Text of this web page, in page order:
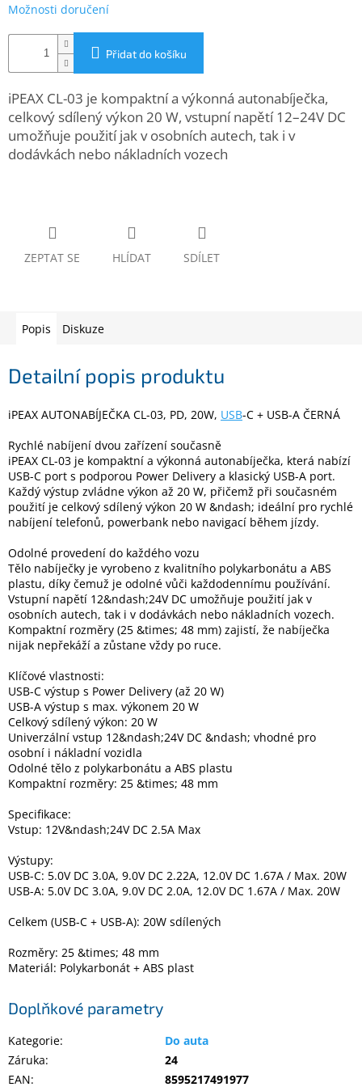
www.inpraise.cz
a
tablety
Cyklo
a
zahrada
Počítače
Domácnost
%
Black
Friday
VÝPRODEJ
Akční
zboží
TONERY
A
OEM
Sestavy
počítačů
Inpraise
Kamerové
systémy
MILESIGHT
Doprodej
Přihlášení
Možnosti doručení
Přidat do košíku
iPEAX CL-03 je kompaktní a výkonná autonabíječka,
celkový sdílený výkon 20 W, vstupní napětí 12–24V DC
umožňuje použití jak v osobních autech, tak i v
dodávkách nebo nákladních vozech
ZEPTAT SE HLÍDAT SDÍLET
Popis Diskuze
Detailní popis produktu
iPEAX AUTONABÍJEČKA CL-03, PD, 20W, USB-C + USB-A ČERNÁ
Rychlé nabíjení dvou zařízení současně
iPEAX CL-03 je kompaktní a výkonná autonabíječka, která nabízí
USB-C port s podporou Power Delivery a klasický USB-A port.
Každý výstup zvládne výkon až 20 W, přičemž při současném
použití je celkový sdílený výkon 20 W &ndash; ideální pro rychlé
nabíjení telefonů, powerbank nebo navigací během jízdy.
Odolné provedení do každého vozu
Tělo nabíječky je vyrobeno z kvalitního polykarbonátu a ABS
plastu, díky čemuž je odolné vůči každodennímu používání.
Vstupní napětí 12&ndash;24V DC umožňuje použití jak v
osobních autech, tak i v dodávkách nebo nákladních vozech.
Kompaktní rozměry (25 &times; 48 mm) zajistí, že nabíječka
nijak nepřekáží a zůstane vždy po ruce.
Klíčové vlastnosti:
USB-C výstup s Power Delivery (až 20 W)
USB-A výstup s max. výkonem 20 W
Celkový sdílený výkon: 20 W
Univerzální vstup 12&ndash;24V DC &ndash; vhodné pro
osobní i nákladní vozidla
Odolné tělo z polykarbonátu a ABS plastu
Kompaktní rozměry: 25 &times; 48 mm
Specifikace:
Vstup: 12V&ndash;24V DC 2.5A Max
Výstupy:
USB-C: 5.0V DC 3.0A, 9.0V DC 2.22A, 12.0V DC 1.67A / Max. 20W
USB-A: 5.0V DC 3.0A, 9.0V DC 2.0A, 12.0V DC 1.67A / Max. 20W
Celkem (USB-C + USB-A): 20W sdílených
Rozměry: 25 &times; 48 mm
Materiál: Polykarbonát + ABS plast
Doplňkové parametry
Kategorie:
Do auta
Záruka:
24
EAN: 8595217491977